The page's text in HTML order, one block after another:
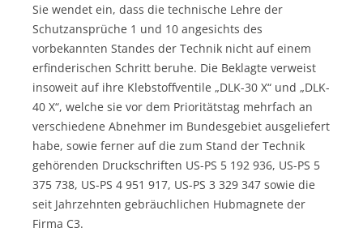
Sie wendet ein, dass die technische Lehre der
Schutzansprüche 1 und 10 angesichts des
vorbekannten Standes der Technik nicht auf einem
erfinderischen Schritt beruhe. Die Beklagte verweist
insoweit auf ihre Klebstoffventile „DLK-30 X“ und „DLK-
40 X“, welche sie vor dem Prioritätstag mehrfach an
verschiedene Abnehmer im Bundesgebiet ausgeliefert
habe, sowie ferner auf die zum Stand der Technik
gehörenden Druckschriften US-PS 5 192 936, US-PS 5
375 738, US-PS 4 951 917, US-PS 3 329 347 sowie die
seit Jahrzehnten gebräuchlichen Hubmagnete der
Firma C3.